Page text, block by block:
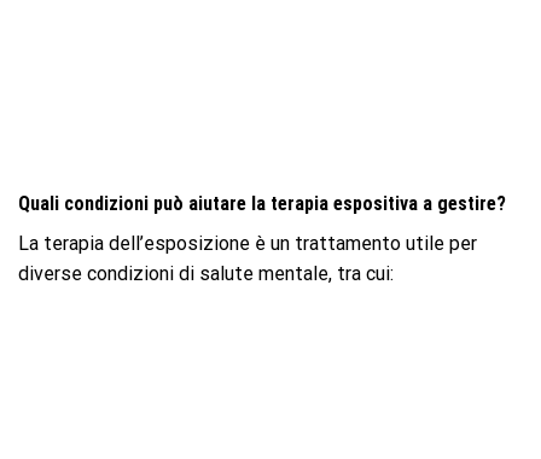
Quali condizioni può aiutare la terapia espositiva a gestire?
La terapia dell’esposizione è un trattamento utile per
diverse condizioni di salute mentale, tra cui: